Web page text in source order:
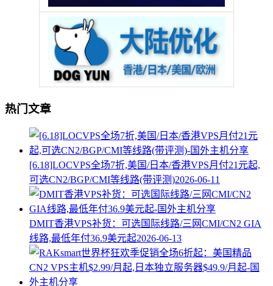
热门文章
[6.18]LOCVPS全场7折,美国/日本/香港VPS月付21元起,
可选CN2/BGP/CMI等线路(带评测)2026-06-11
DMIT香港VPS补货：可选国际线路/三网CMI/CN2 GIA
线路,最低年付36.9美元起2026-06-13